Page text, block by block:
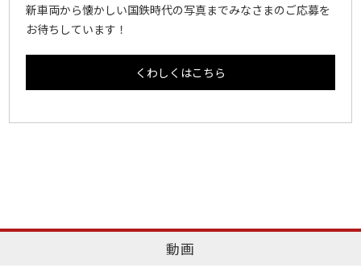
新車両から懐かしい国鉄時代の写真までみなさまのご応募を
お待ちしています！
くわしくはこちら
動画